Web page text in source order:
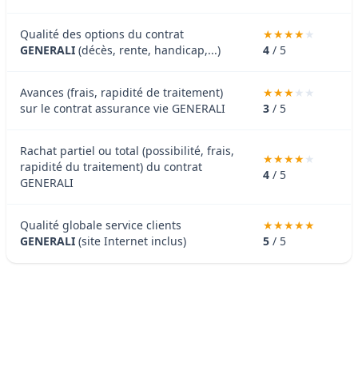
Qualité des options du contrat
GENERALI (décès, rente, handicap,...) 4 / 5
Avances (frais, rapidité de traitement)
sur le contrat assurance vie GENERALI
3 / 5
Rachat partiel ou total (possibilité, frais,
rapidité du traitement) du contrat
GENERALI
4 / 5
Qualité globale service clients
GENERALI (site Internet inclus) 5 / 5